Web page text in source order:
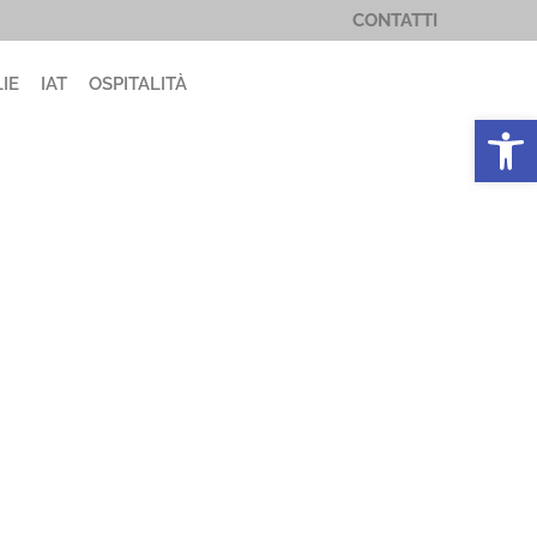
CONTATTI
IAT OSPITALITÀ
Apri la